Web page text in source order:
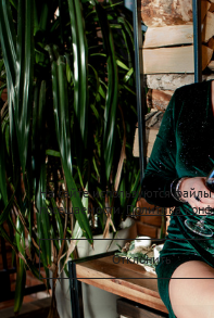
На сайте используются
посещаемости. Политика
Отклонить